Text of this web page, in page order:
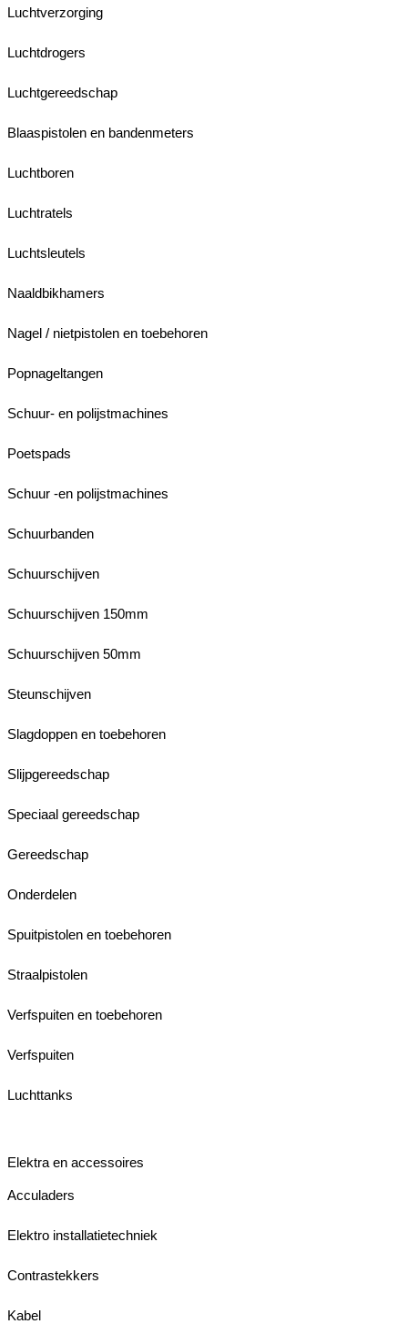
Luchtverzorging
Luchtdrogers
Luchtgereedschap
Blaaspistolen en bandenmeters
Luchtboren
Luchtratels
Luchtsleutels
Naaldbikhamers
Nagel / nietpistolen en toebehoren
Popnageltangen
Schuur- en polijstmachines
Poetspads
Schuur -en polijstmachines
Schuurbanden
Schuurschijven
Schuurschijven 150mm
Schuurschijven 50mm
Steunschijven
Slagdoppen en toebehoren
Slijpgereedschap
Speciaal gereedschap
Gereedschap
Onderdelen
Spuitpistolen en toebehoren
Straalpistolen
Verfspuiten en toebehoren
Verfspuiten
Luchttanks
Elektra en accessoires
Acculaders
Elektro installatietechniek
Contrastekkers
Kabel